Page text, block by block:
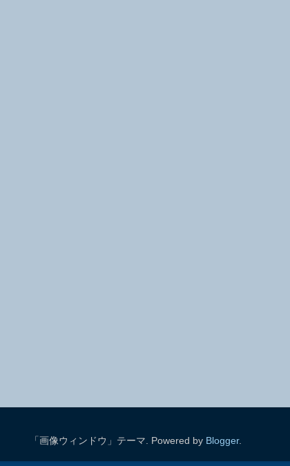
「画像ウィンドウ」テーマ. Powered by Blogger.